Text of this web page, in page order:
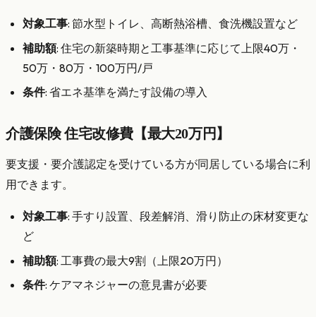
対象工事: 節水型トイレ、高断熱浴槽、食洗機設置など
補助額: 住宅の新築時期と工事基準に応じて上限40万・
50万・80万・100万円/戸
条件: 省エネ基準を満たす設備の導入
介護保険 住宅改修費【最大20万円】
要支援・要介護認定を受けている方が同居している場合に利
用できます。
対象工事: 手すり設置、段差解消、滑り防止の床材変更な
ど
補助額: 工事費の最大9割（上限20万円）
条件: ケアマネジャーの意見書が必要